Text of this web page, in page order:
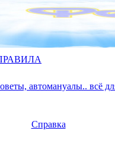
автомануалы.. всё
Справка